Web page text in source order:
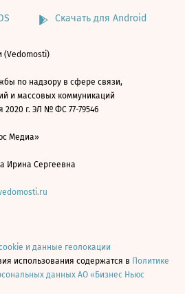
Скачать для Android
(Vedomosti)
по надзору в сфере связи,
и массовых коммуникаций
2020 г. ЭЛ № ФС 77-79546
Медиа»
Ирина Сергеевна
cookie и данные геолокации
использования содержатся в Политике
данных АО «Бизнес Ньюс